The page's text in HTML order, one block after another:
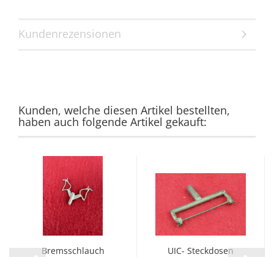
Kundenrezensionen
Kunden, welche diesen Artikel bestellten,
haben auch folgende Artikel gekauft:
Bremsschlauch UIC- Steckdosen